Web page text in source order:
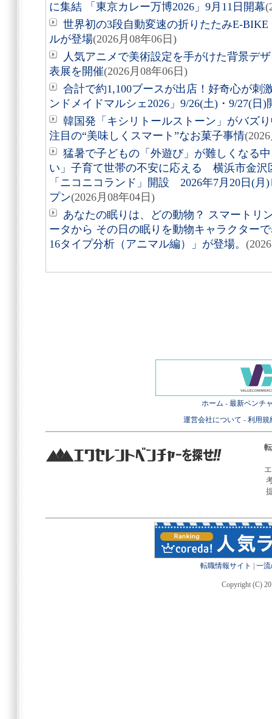
に集結 「東京カレー万博2026」9月11日開幕
世界初の3段自動変速の折りたたみE-
ルが登場(2026月08年06日)
人気アニメで美術設定を手がけた背景デ
表展を開催(2026月08年06日)
合計で約1,100ブースが出店！好奇心が
ンドメイドマルシェ2026」9/26(土)・9/27(日)
韓国発「キシリトールストーン」がバズ
注目の“美味しくスマート”なお菓子事情
猛暑で子どもの「外遊び」が難しくなる
い」子育て世帯の不安に応える 横浜市金沢
「ニコニコランド」開設 2026年7月20日(
プン(2026月08年04日)
あなたの眠りは、どの動物？ スマートリ
ータから その日の眠りを動物キャラクター
16タイプ分析（アニマル編）」が登場。
ホーム - 最新ベンチ
運営会社について - 利用規
転職情報サイト 一
Copyright (C)